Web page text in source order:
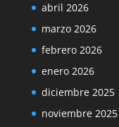
abril 2026
marzo 2026
febrero 2026
enero 2026
diciembre 2025
noviembre 2025